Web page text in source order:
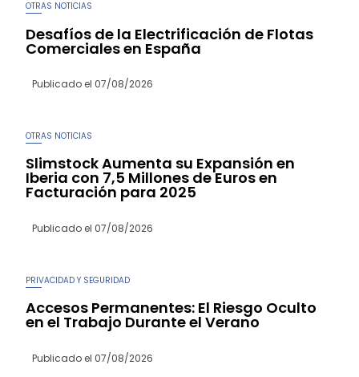
OTRAS NOTICIAS
Desafíos de la Electrificación de Flotas
Comerciales en España
Publicado el 07/08/2026
OTRAS NOTICIAS
Slimstock Aumenta su Expansión en
Iberia con 7,5 Millones de Euros en
Facturación para 2025
Publicado el 07/08/2026
PRIVACIDAD Y SEGURIDAD
Accesos Permanentes: El Riesgo Oculto
en el Trabajo Durante el Verano
Publicado el 07/08/2026